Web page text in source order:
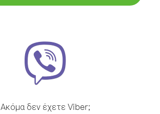
Ακόμα δεν έχετε Viber;